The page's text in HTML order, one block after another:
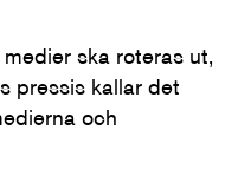
ska roteras ut,
pressis kallar det
och